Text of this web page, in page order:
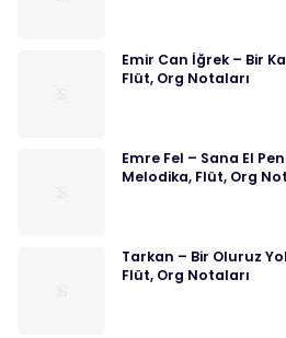
Emir Can İğrek – Bir
Flüt, Org Notaları
Emre Fel – Sana El
Melodika, Flüt, Org
Tarkan – Bir Oluruz
Flüt, Org Notaları